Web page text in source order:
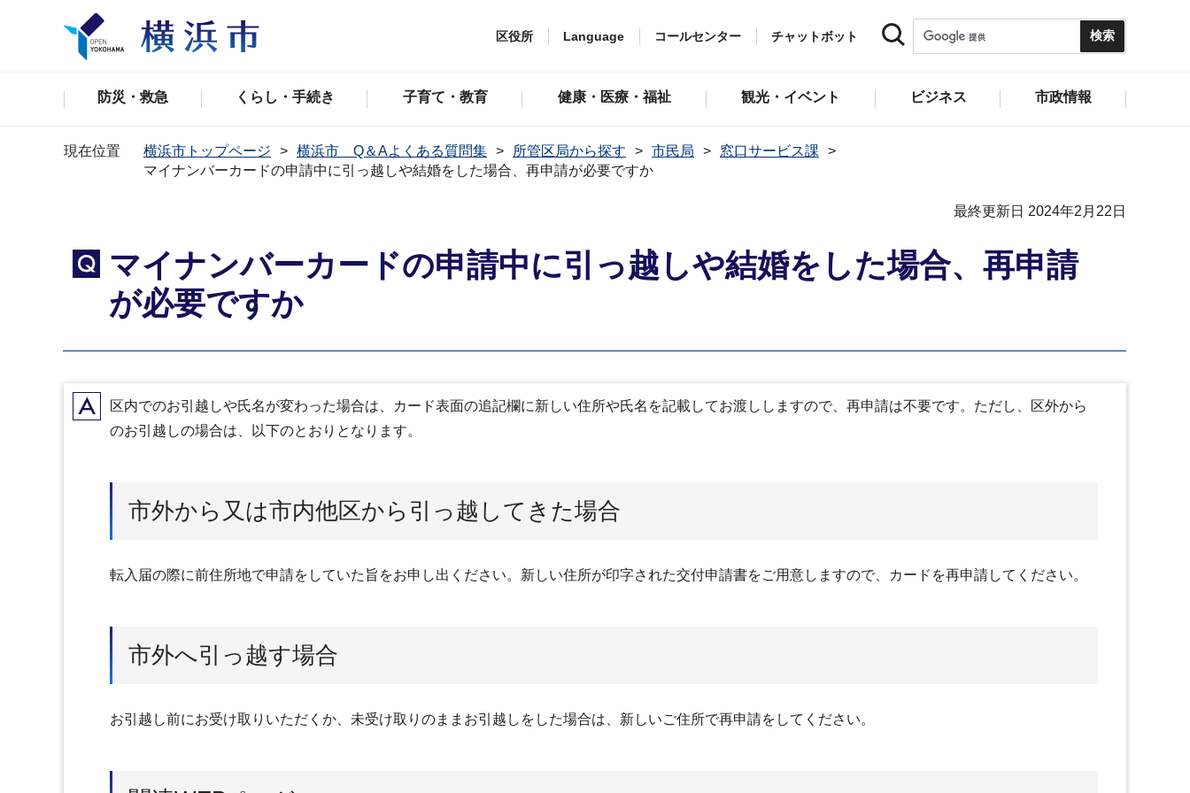
区役所 Language コールセンター チャットボット
防災・救急 くらし・手続き 子育て・教育 健康・医療・福祉 観光・イベント ビジネス 市政情報
現在位置 横浜市トップページ 横浜市 Q＆Aよくある質問集 所管区局から探す 市民局
窓口サービス課
マイナンバーカードの申請中に引っ越しや結婚をした場合、再申請が必要ですか
最終更新日 2024年2月22日
Q
マイナンバーカードの申請中に引っ越しや結婚をした場合、再申請
が必要ですか
A区内でのお引越しや氏名が変わった場合は、カード表面の追記欄に新しい住所や氏名を記載してお渡ししますので、再申請は不要です。ただし、区外から
のお引越しの場合は、以下のとおりとなります。
市外から又は市内他区から引っ越してきた場合
転入届の際に前住所地で申請をしていた旨をお申し出ください。新しい住所が印字された交付申請書をご用意しますので、カードを再申請してください。
市外へ引っ越す場合
お引越し前にお受け取りいただくか、未受け取りのままお引越しをした場合は、新しいご住所で再申請をしてください。